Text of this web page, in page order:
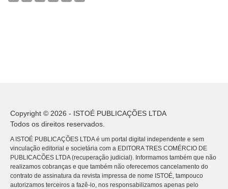
Copyright © 2026 - ISTOÉ PUBLICAÇÕES LTDA
Todos os direitos reservados.
A ISTOÉ PUBLICAÇÕES LTDA é um portal digital independente e sem
vinculação editorial e societária com a EDITORA TRES COMÉRCIO DE
PUBLICACÕES LTDA (recuperação judicial). Informamos também que não
realizamos cobranças e que também não oferecemos cancelamento do
contrato de assinatura da revista impressa de nome ISTOÉ, tampouco
autorizamos terceiros a fazê-lo, nos responsabilizamos apenas pelo